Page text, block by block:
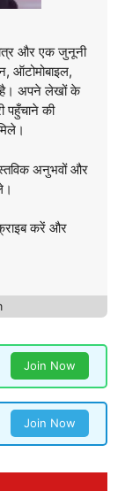
और एक जुनूनी
है। अपने लेखों के
पहुँचाने की
अनुभवों और
करें और
Join Now
Join Now